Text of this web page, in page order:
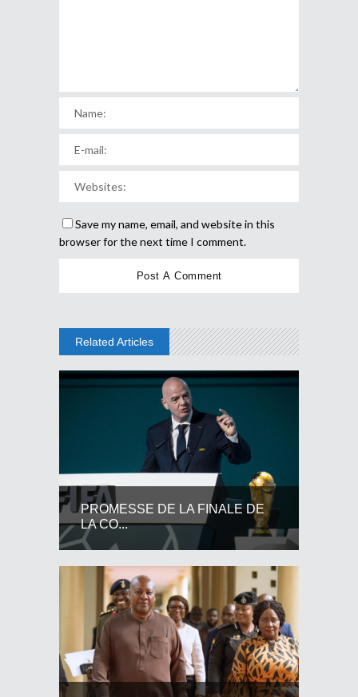
Save my name, email, and website in this
browser for the next time I comment.
Related Articles
PROMESSE DE LA FINALE DE
LA CO...